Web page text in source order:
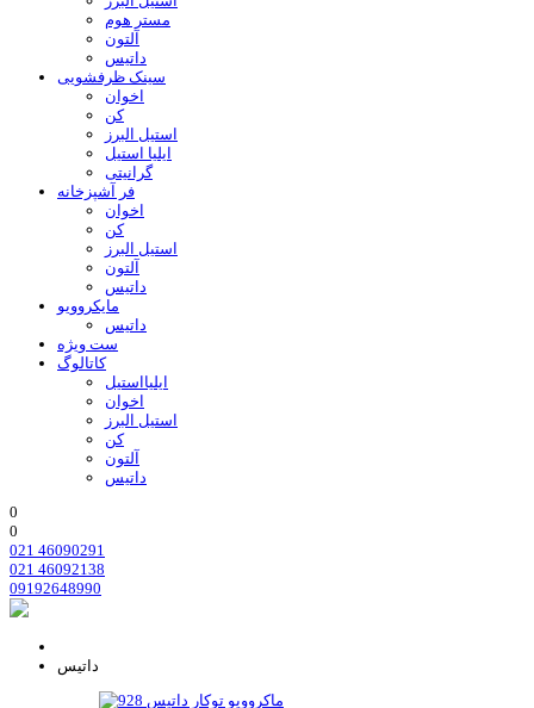
مستر هوم
آلتون
داتیس
سینک ظرفشویی
اخوان
کن
استیل البرز
ایلیا استیل
گرانیتی
فر آشپزخانه
اخوان
کن
استیل البرز
آلتون
داتیس
مایکروویو
داتیس
ست ویژه
کاتالوگ
ایلیااستیل
اخوان
استیل البرز
کن
آلتون
داتیس
0
0
021 46090291
021 46092138
09192648990
داتیس